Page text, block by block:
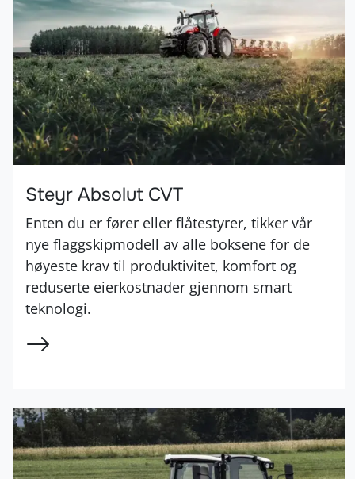
Steyr Absolut CVT
Enten du er fører eller flåtestyrer, tikker vår
nye flaggskipmodell av alle boksene for de
høyeste krav til produktivitet, komfort og
reduserte eierkostnader gjennom smart
teknologi.